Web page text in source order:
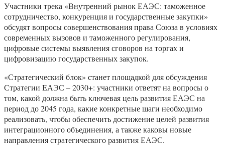
Участники трека «Внутренний рынок ЕАЭС: таможенное
сотрудничество, конкуренция и государственные закупки»
обсудят вопросы совершенствования права Союза в условиях
современных вызовов и таможенного регулирования,
цифровые системы выявления сговоров на торгах и
цифровизацию государственных закупок.
«Стратегический блок» станет площадкой для обсуждения
Стратегии ЕАЭС – 2030+: участники ответят на вопросы о
том, какой должна быть ключевая цель развития ЕАЭС на
период до 2045 года, какие конкретные шаги необходимо
реализовать, чтобы обеспечить достижение целей развития
интеграционного объединения, а также каковы новые
направления стратегического развития ЕАЭС.